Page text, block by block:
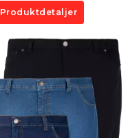
Produktdetaljer